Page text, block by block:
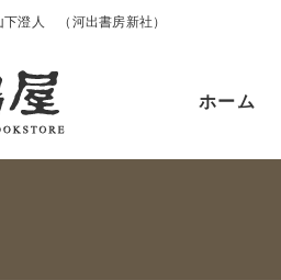
澄人 （河出書房新社）
ホーム